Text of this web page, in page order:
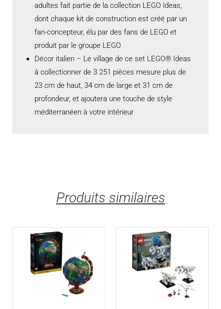
adultes fait partie de la collection LEGO Ideas,
dont chaque kit de construction est créé par un
fan-concepteur, élu par des fans de LEGO et
produit par le groupe LEGO
Décor italien – Le village de ce set LEGO® Ideas
à collectionner de 3 251 pièces mesure plus de
23 cm de haut, 34 cm de large et 31 cm de
profondeur, et ajoutera une touche de style
méditerranéen à votre intérieur
Produits similaires